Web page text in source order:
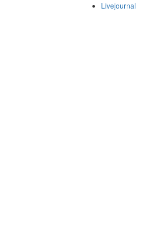
Livejournal